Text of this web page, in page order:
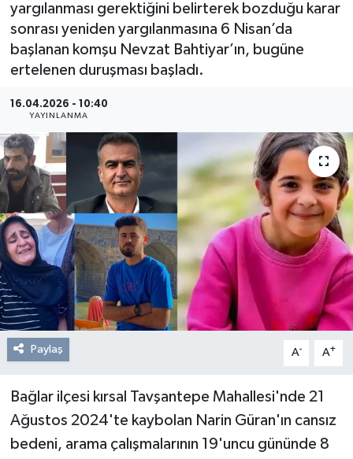
yargılanması gerektiğini belirterek bozduğu karar
sonrası yeniden yargılanmasına 6 Nisan’da
başlanan komşu Nevzat Bahtiyar’ın, bugüne
ertelenen duruşması başladı.
16.04.2026 - 10:40
YAYINLANMA
Paylaş A- A+
Bağlar ilçesi kırsal Tavşantepe Mahallesi'nde 21
Ağustos 2024'te kaybolan Narin Güran'ın cansız
bedeni, arama çalışmalarının 19'uncu gününde 8
Magazin
Kültür Sanat
Resmi Reklam
Röportajlar